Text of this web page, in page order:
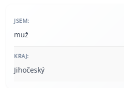
JSEM:
muž
KRAJ:
Jihočeský